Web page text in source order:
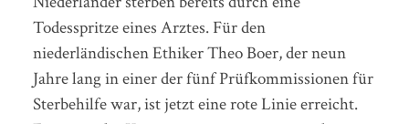
Todesspritze eines Arztes. Für den
niederländischen Ethiker Theo Boer, der neun
Jahre lang in einer der fünf Prüfkommissionen für
Sterbehilfe war, ist jetzt eine rote Linie erreicht.